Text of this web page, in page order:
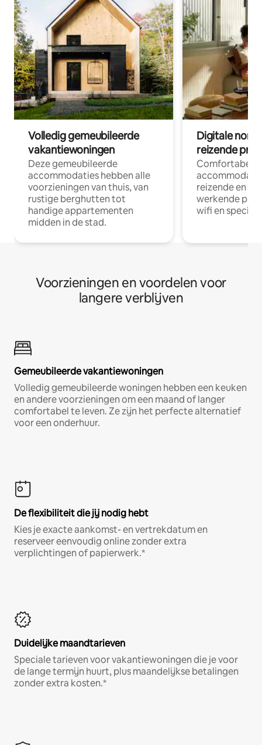
Volledig gemeubileerde
vakantiewoningen
Deze gemeubileerde
accommodaties hebben alle
voorzieningen van thuis, van
rustige berghutten tot
handige appartementen
midden in de stad.
Digitale
reizende
Comfortabele
reizende en
werkende
wifi en
Voorzieningen en voordelen voor
langere verblijven
Gemeubileerde vakantiewoningen
Volledig gemeubileerde woningen hebben een keuken
en andere voorzieningen om een maand of langer
comfortabel te leven. Ze zijn het perfecte alternatief
voor een onderhuur.
De flexibiliteit die jij nodig hebt
Kies je exacte aankomst- en vertrekdatum en
reserveer eenvoudig online zonder extra
verplichtingen of papierwerk.*
Duidelijke maandtarieven
Speciale tarieven voor vakantiewoningen die je voor
de lange termijn huurt, plus maandelijkse betalingen
zonder extra kosten.*